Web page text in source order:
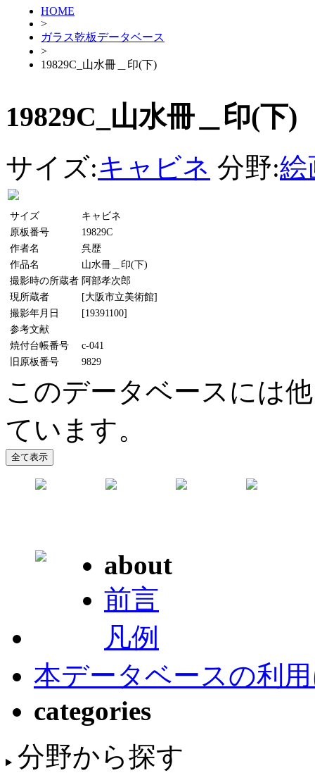
HOME
>
ガラス乾板データベース
>
19829C_山水冊＿印(下)
19829C_山水冊＿印(下)
サイズ:キャビネ 分野:絵
サイズ
キャビネ
原板番号
19829C
作者名
呉歴
作品名
山水冊＿印(下)
撮影時の所蔵者 阿部孝次郎
現所蔵者
[大阪市立美術館]
撮影年月日
[19391100]
参考文献
焼付台帳番号
c-041
旧原板番号
9829
このデータベースには
ています。
about
前言
凡例
本データベースの利
categories
分野から探す